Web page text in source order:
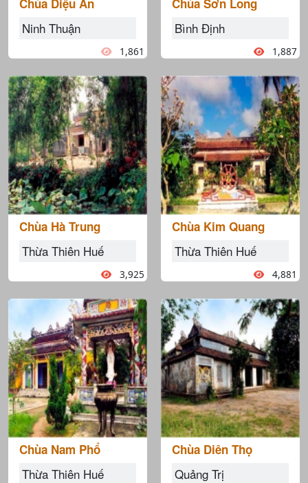
Chùa Diệu Ấn
Ninh Thuận
1,861
Chùa Hà Trung
Thừa Thiên Huế
3,925
Chùa Nam Phổ
Thừa Thiên Huế
Chùa Sơn Long
Bình Định
1,887
Chùa Kim Quang
Thừa Thiên Huế
4,881
Chùa Diên Thọ
Quảng Trị